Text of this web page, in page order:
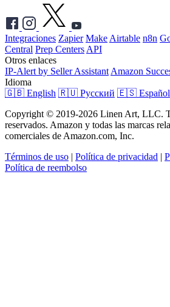
Integraciones Zapier Make Airtable n8n
Central Prep Centers API
Otros enlaces
IP-Alert by Seller Assistant Amazon
Idioma
🇬🇧 English 🇷🇺 Русский 🇪🇸 Español
Copyright © 2019-2026 Linen Art, LLC.
reservados. Amazon y todas las marcas
comerciales de Amazon.com, Inc.
Términos de uso | Política de privacidad |
Política de reembolso